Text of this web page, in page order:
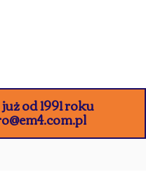
od 1991 roku